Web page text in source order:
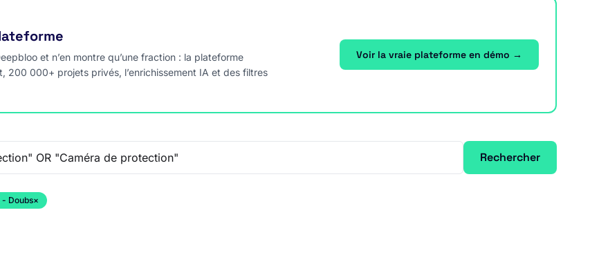
et n’en montre qu’une fraction : la plateforme
200 000+ projets privés, l’enrichissement IA et des filtres
Voir la vraie plateforme en démo →
Rechercher
- Doubs×